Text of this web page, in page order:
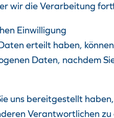
wir die Verarbeitung
Einwilligung
erteilt haben,
Daten, nachdem
uns bereitgestellt
Verantwortlichen